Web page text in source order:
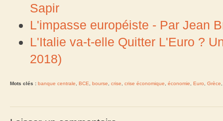
Sapir
L'impasse européiste - Par Jean
L'Italie va-t-elle Quitter L'Euro ?
2018)
Mots clés : banque centrale BCE bourse crise crise économique économie Euro Grèce